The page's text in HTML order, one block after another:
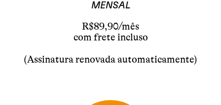
MENSAL
R$89,90/mês
com frete incluso
(Assinatura renovada automaticamente)